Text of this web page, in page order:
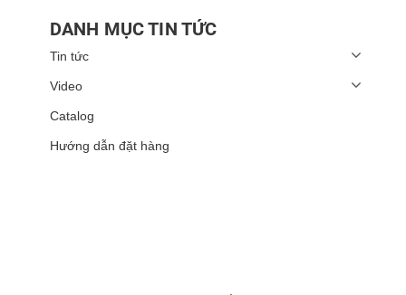
DANH MỤC TIN TỨC
Tin tức
Video
Catalog
Hướng dẫn đặt hàng